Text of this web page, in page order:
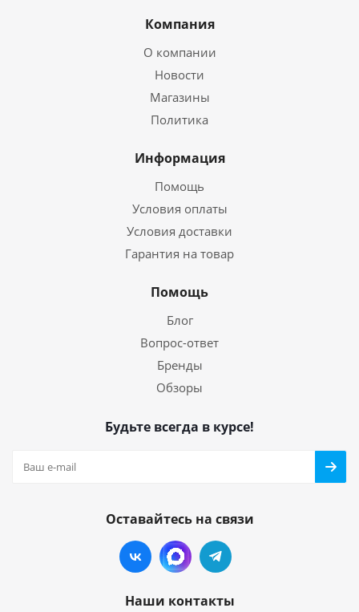
Компания
О компании
Новости
Магазины
Политика
Информация
Помощь
Условия оплаты
Условия доставки
Гарантия на товар
Помощь
Блог
Вопрос-ответ
Бренды
Обзоры
Будьте всегда в курсе!
Оставайтесь на связи
Наши контакты